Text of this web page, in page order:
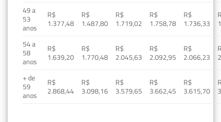
49 a
53
anos
R$
1.377,48
R$
1.487,80
R$
1.719,02
R$
1.758,78
R$
1.736,33
54 a
58
anos
R$
1.639,20
R$
1.770,48
R$
2.045,63
R$
2.092,95
R$
2.066,23
+ de
59
anos
R$
2.868,44
R$
3.098,16
R$
3.579,65
R$
3.662,45
R$
3.615,70